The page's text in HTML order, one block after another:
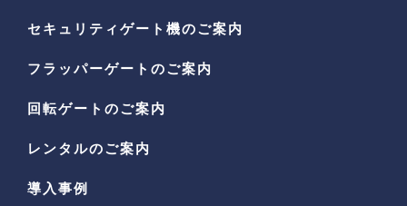
セキュリティゲート機のご案内
フラッパーゲートのご案内
回転ゲートのご案内
レンタルのご案内
導入事例